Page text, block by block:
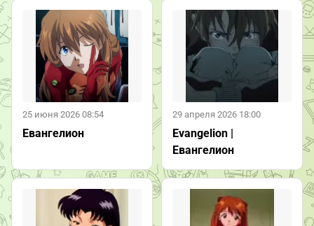
25 июня 2026 08:54
Евангелион
29 апреля 2026 18:00
Evangelion |
Евангелион